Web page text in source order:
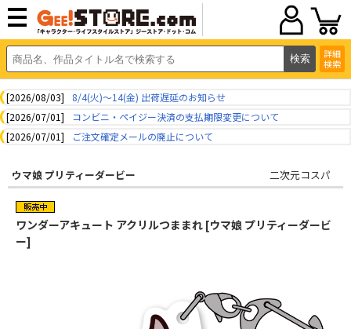
詳細
検索
[2026/08/03]
8/4(火)～14(金) 出荷遅延のお知らせ
[2026/07/01]
コンビニ・ペイジー決済の支払期限変更について
[2026/07/01]
ご注文確定メールの廃止について
ウマ娘 プリティーダービー 二次元コスパ
ワンダーアキュート アクリルつままれ [ウマ娘 プリティーダービ
ー]